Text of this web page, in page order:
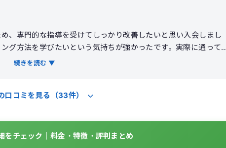
、専門的な指導を受けてしっかり改善したいと思い入会しまし
グ方法を学びたいという気持ちが強かったです。実際に通って
せてメニューを調整してくれるため、無理なく続けることがで
からも気づかれるようになりました。継続する習慣が身につい
続きを読む ▼
口コミを見る（33件）
をチェック｜料金・特徴・評判まとめ